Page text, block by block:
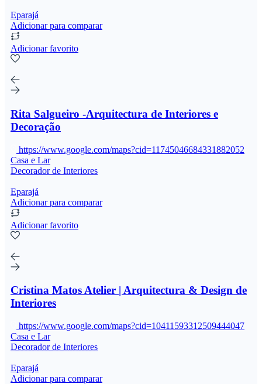
Eparajá
Adicionar para comparar
Adicionar favorito
Rita Salgueiro -Arquitectura de Interiores e
Decoração
https://www.google.com/maps?cid=11745046684331882052
Casa e Lar
Decorador de Interiores
Eparajá
Adicionar para comparar
Adicionar favorito
Cristina Matos Atelier | Arquitectura & Design de
Interiores
https://www.google.com/maps?cid=10411593312509444047
Casa e Lar
Decorador de Interiores
Eparajá
Adicionar para comparar